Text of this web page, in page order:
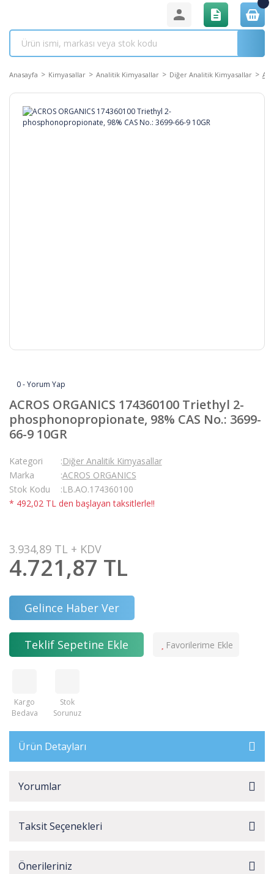
Anasayfa Kimyasallar Analitik Kimyasallar Diğer Analitik Kimyasallar
0 - Yorum Yap
ACROS ORGANICS 174360100 Triethyl 2-
phosphonopropionate, 98% CAS No.: 3699-
66-9 10GR
Kategori
Diğer Analitik Kimyasallar
Marka
ACROS ORGANICS
Stok Kodu
LB.AO.174360100
* 492,02 TL den başlayan taksitlerle!!
3.934,89 TL + KDV
4.721,87 TL
Gelince Haber Ver
Teklif Sepetine Ekle
Kargo
Bedava
Stok
Sorunuz
Ürün Detayları
Yorumlar
Taksit Seçenekleri
Önerileriniz